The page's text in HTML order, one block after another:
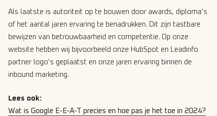
Als laatste is autoriteit op te bouwen door awards, diploma’s
of het aantal jaren ervaring te benadrukken. Dit zijn tastbare
bewijzen van betrouwbaarheid en competentie. Op onze
website hebben wij bijvoorbeeld onze HubSpot en Leadinfo
partner logo’s geplaatst en onze jaren ervaring binnen de
inbound marketing.
Lees ook:
Wat is Google E-E-A-T precies en hoe pas je het toe in 2024?